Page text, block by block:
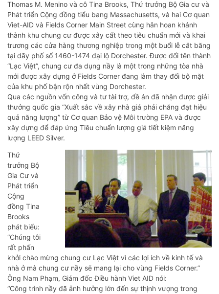
Thomas M. Menino và cô Tina Brooks, Thứ trưởng Bộ Gia cư và
Phát triển Cộng đồng tiểu bang Massachusetts, và hai Cơ quan
Viet-AID và Fields Corner Main Street cùng hân hoan khánh
thành khu chung cư được xây cất theo tiêu chuẩn mới và khai
trương các cửa hàng thương nghiệp trong một buổi lễ cắt băng
tại dãy phố số 1460-1474 đại lộ Dorchester. Được đổi tên thành
“Lạc Việt”, chung cư đa dụng nầy là một trong những tòa nhà
mới được xây dựng ở Fields Corner đang làm thay đổi bộ mặt
của khu phố bận rộn nhất vùng Dorchester.
Qua các nguồn vốn công và tư tài trợ, đề án đã nhận được giải
thưởng quốc gia “Xuất sắc về xây nhà giá phải chăng đạt hiệu
quả năng lượng” từ Cơ quan Bảo vệ Môi trường EPA và được
xây dựng để đáp ứng Tiêu chuẩn lượng giá tiết kiệm năng
lượng LEED Silver.
Thứ
trưởng Bộ
Gia Cư và
Phát triển
Cộng
đồng Tina
Brooks
phát biểu:
“Chúng tôi
rất phấn
khởi chào mừng chung cư Lạc Việt vì các lợi ích về kinh tế và
nhà ở mà chung cư nầy sẽ mang lại cho vùng Fields Corner.”
Ông Nam Phạm, Giám đốc Điều hành Viet AID nói:
“Công trình nầy đã ảnh hưởng lớn đến sự thịnh vượng trong